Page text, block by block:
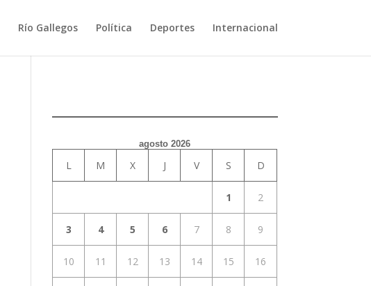
Río Gallegos Política Deportes Internacional
agosto 2026
L M X J V S D
1 2
3 4 5 6 7 8 9
10 11 12 13 14 15 16